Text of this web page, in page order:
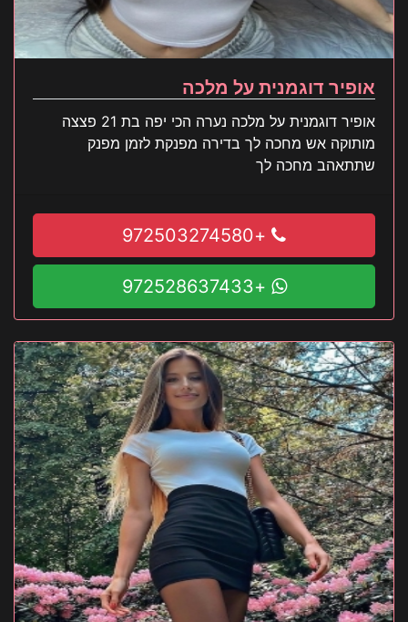
אופיר דוגמנית על מלכה
אופיר דוגמנית על מלכה נערה הכי יפה בת 21 פצצה
מותוקה אש מחכה לך בדירה מפנקת לזמן מפנק
שתתאהב מחכה לך
+972503274580
+972528637433